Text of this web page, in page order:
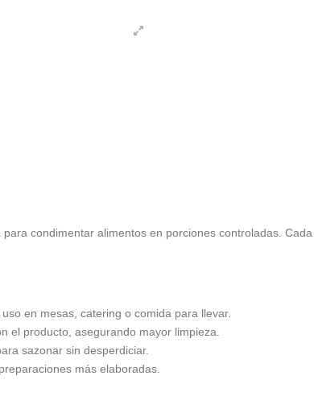
condimentar alimentos en porciones controladas.
en mesas, catering o comida para llevar.
el producto, asegurando mayor limpieza.
sazonar sin desperdiciar.
más elaboradas.